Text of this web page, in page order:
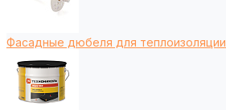
Фасадные дюбеля для теплоизоляции